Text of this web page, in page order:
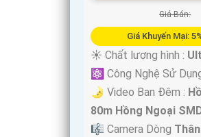
Giá Bán:
Giá Khuyến Mại:
☀️ Chất lượng hình :
⚛️ Công Nghệ Sử
🌛 Video Ban Đêm :
80m Hồng Ngoại
🎼️ Camera Dòng